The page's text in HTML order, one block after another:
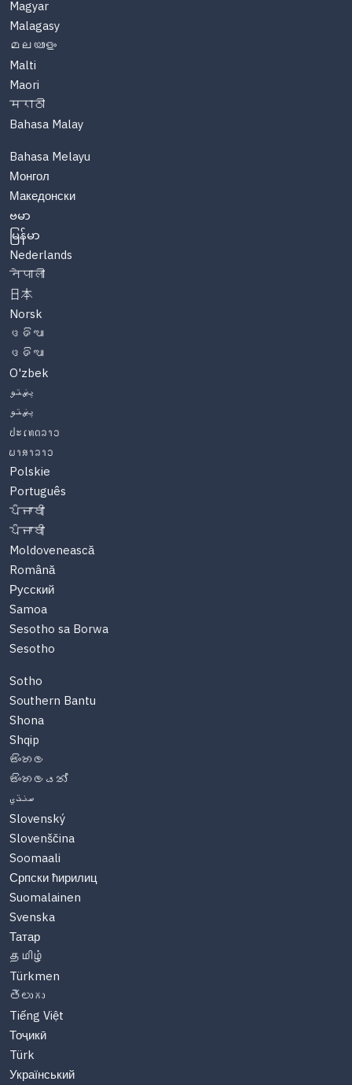
Magyar
Malagasy
മലയാളം
Malti
Maori
मराठी
Bahasa Malay
Bahasa Melayu
Монгол
Македонски
ဗမာ
မြန်မာ
Nederlands
नेपाली
日本
Norsk
ଓଡିଆ
ଓଡିଆ
O'zbek
پښتو
پښتو
ປະເທດລາວ
ພາສາລາວ
Polskie
Português
ਪੰਜਾਬੀ
ਪੰਜਾਬੀ
Moldovenească
Română
Русский
Samoa
Sesotho sa Borwa
Sesotho
Sotho
Southern Bantu
Shona
Shqip
සිංහල
සිංහලයන්
سنڌي
Slovenský
Slovenščina
Soomaali
Српски ћирилиц
Suomalainen
Svenska
Татар
தமிழ்
Türkmen
తెలుగు
Tiếng Việt
Тоҷикӣ
Türk
Український